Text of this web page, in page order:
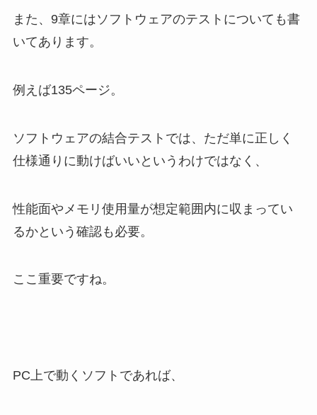
また、9章にはソフトウェアのテストについても書
いてあります。
例えば135ページ。
ソフトウェアの結合テストでは、ただ単に正しく
仕様通りに動けばいいというわけではなく、
性能面やメモリ使用量が想定範囲内に収まってい
るかという確認も必要。
ここ重要ですね。
PC上で動くソフトであれば、